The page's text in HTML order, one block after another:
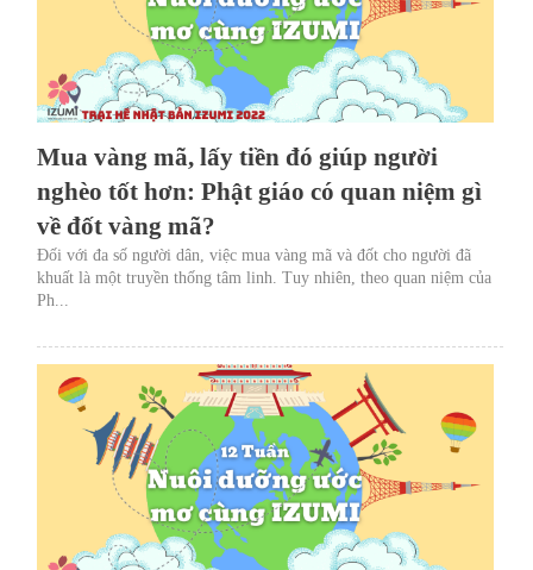
Mua vàng mã, lấy tiền đó giúp người
nghèo tốt hơn: Phật giáo có quan niệm gì
về đốt vàng mã?
Đối với đa số người dân, việc mua vàng mã và đốt cho người đã
khuất là một truyền thống tâm linh. Tuy nhiên, theo quan niệm của
Ph...